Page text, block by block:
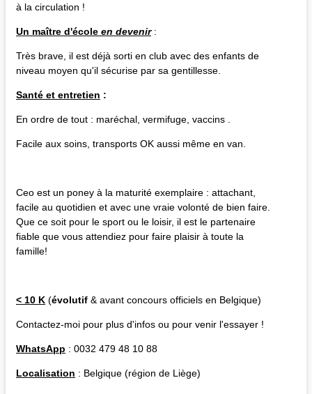
à la circulation !
Un maître d'école en devenir:
Très brave, il est déjà sorti en club avec des enfants de
niveau moyen qu'il sécurise par sa gentillesse.
Santé et entretien :
En ordre de tout : maréchal, vermifuge, vaccins .
Facile aux soins, transports OK aussi même en van.
Ceo est un poney à la maturité exemplaire : attachant,
facile au quotidien et avec une vraie volonté de bien faire.
Que ce soit pour le sport ou le loisir, il est le partenaire
fiable que vous attendiez pour faire plaisir à toute la
famille!
< 10 K (évolutif & avant concours officiels en Belgique)
Contactez-moi pour plus d'infos ou pour venir l'essayer !
WhatsApp : 0032 479 48 10 88
Localisation : Belgique (région de Liège)